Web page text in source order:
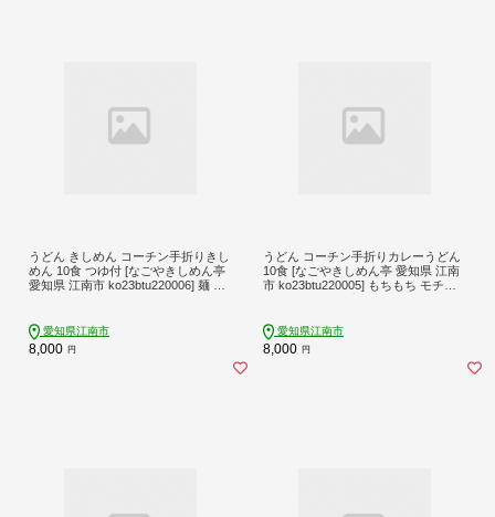
うどん きしめん コーチン手折りきし
めん 10食 つゆ付 [なごやきしめん亭
愛知県 江南市 ko23btu220006] 麺 麺
のど越し
愛知県江南市
8,000 円
うどん コーチン手折りカレーうどん
10食 [なごやきしめん亭 愛知県 江南
市 ko23btu220005] もちもち モチモ
し 愛知県江南市
8,000 円